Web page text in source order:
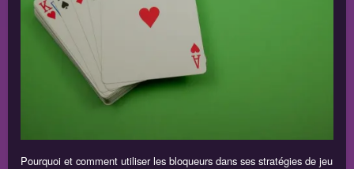
Pourquoi et comment utiliser les bloqueurs dans ses stratégies de jeu